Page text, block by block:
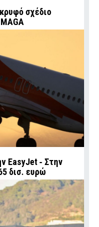
σχέδιο
EasyJet ‑ Στην
δισ. ευρώ